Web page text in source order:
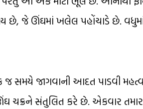
છે, જે ઊંઘમાં ખલેલ પહોંચાડે છે. વધુમાં
સમયે જાગવાની આદત પાડવી
ચક્રને સંતુલિત કરે છે. એકવાર